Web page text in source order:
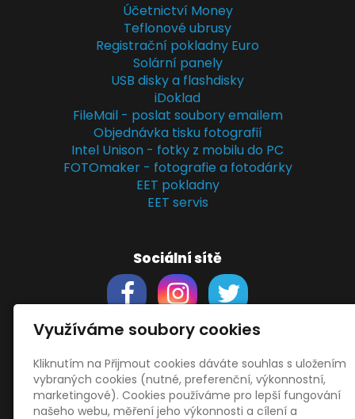
Účetnictví Money
Teflonové ubrusy
Registrační pokladny Euro
Solární panely
USB disky a flashdisky
iDoklad
FileMail - poslat soubory emailem
Objednávka tisku fotografií
Intel Unison - fotky z mobilu do PC
FOTOmaker - fotografie a fotodárky
EET pokladny
EET servis
Sociální sítě
Support
Obchodní podmínky
Zásady zpracování osobních údajů
Využíváme soubory cookies
Kliknutím na Přijmout cookies dáváte souhlas s uložením
vybraných cookies (nutné, preferenční, výkonnostní,
marketingové). Cookies používáme pro lepší fungování
našeho webu, měření jeho výkonnosti a cílení a